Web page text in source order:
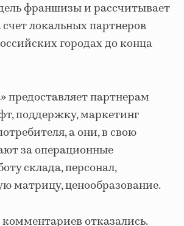
франшизы и рассчитывает
счет локальных партнеров
городах до конца
предоставляет партнерам
поддержку, маркетинг
а они, в свою
за операционные
склада, персонал,
матрицу, ценообразование.
отказались.